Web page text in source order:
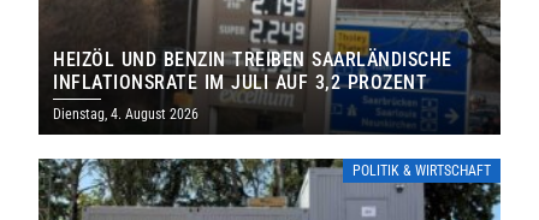
HEIZÖL UND BENZIN TREIBEN SAARLÄNDISCHE
INFLATIONSRATE IM JULI AUF 3,2 PROZENT
Dienstag, 4. August 2026
POLITIK & WIRTSCHAFT